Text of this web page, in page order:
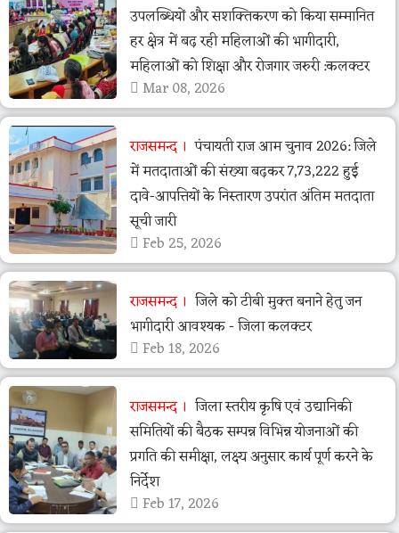
उपलब्धियों और सशक्तिकरण को किया सम्मानित
हर क्षेत्र में बढ़ रही महिलाओं की भागीदारी,
महिलाओं को शिक्षा और रोजगार जरुरी :कलक्टर
Mar 08, 2026
राजसमन्द
पंचायती राज आम चुनाव 2026: जिले
में मतदाताओं की संख्या बढ़कर 7,73,222 हुई
दावे-आपत्तियों के निस्तारण उपरांत अंतिम मतदाता
सूची जारी
Feb 25, 2026
राजसमन्द
जिले को टीबी मुक्त बनाने हेतु जन
भागीदारी आवश्यक - जिला कलक्टर
Feb 18, 2026
राजसमन्द
जिला स्तरीय कृषि एवं उद्यानिकी
समितियों की बैठक सम्पन्न विभिन्न योजनाओं की
प्रगति की समीक्षा, लक्ष्य अनुसार कार्य पूर्ण करने के
निर्देश
Feb 17, 2026